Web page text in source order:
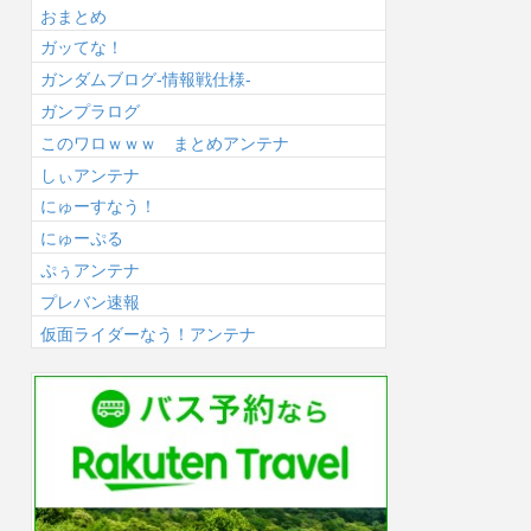
おまとめ
ガッてな！
ガンダムブログ-情報戦仕様-
ガンプラログ
このワロｗｗｗ まとめアンテナ
しぃアンテナ
にゅーすなう！
にゅーぷる
ぷぅアンテナ
プレバン速報
仮面ライダーなう！アンテナ